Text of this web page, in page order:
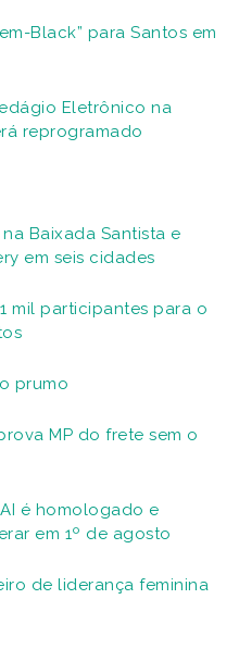
Black” para Santos em
Eletrônico na
reprogramado
Baixada Santista e
em seis cidades
mil participantes para o
prumo
MP do frete sem o
é homologado e
em 1º de agosto
de liderança feminina